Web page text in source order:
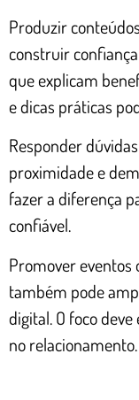
Produzir
construir
que explicam
e dicas práticas
Responder
proximidade e
fazer a diferença
confiável.
Promover eventos
também pode
digital. O foco
no relacionamento.